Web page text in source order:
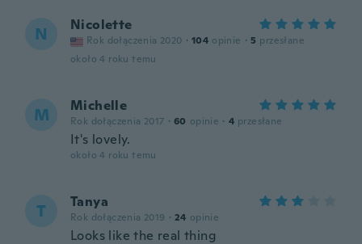
N Nicolette
Rok dołączenia 2020 · 104 opinie · 5 przesłane
około 4 roku temu
M Michelle
Rok dołączenia 2017 · 60 opinie · 4 przesłane
It's lovely.
około 4 roku temu
T Tanya
Rok dołączenia 2019 · 24 opinie
Looks like the real thing